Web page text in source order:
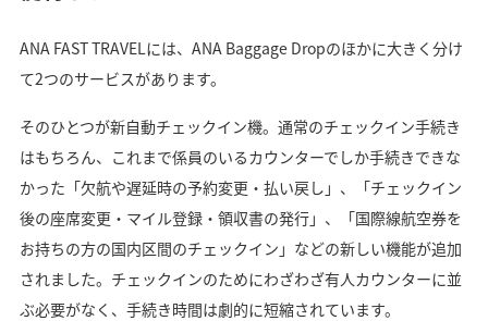
ANA FAST TRAVELには、ANA Baggage Dropのほかに大きく分け
て2つのサービスがあります。
そのひとつが新自動チェックイン機。通常のチェックイン手続き
はもちろん、これまで係員のいるカウンターでしか手続きできな
かった「欠航や遅延時の予約変更・払い戻し」、「チェックイン
後の座席変更・マイル登録・領収書の発行」、「国際線航空券を
お持ちの方の国内区間のチェックイン」などの新しい機能が追加
されました。チェックインのためにわざわざ有人カウンターに並
ぶ必要がなく、手続き時間は劇的に短縮されています。